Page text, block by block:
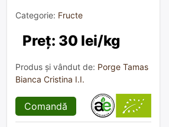
Categorie: Fructe
Preț: 30 lei/kg
Produs și vândut de: Porge Tamas
Bianca Cristina I.I.
Comandă